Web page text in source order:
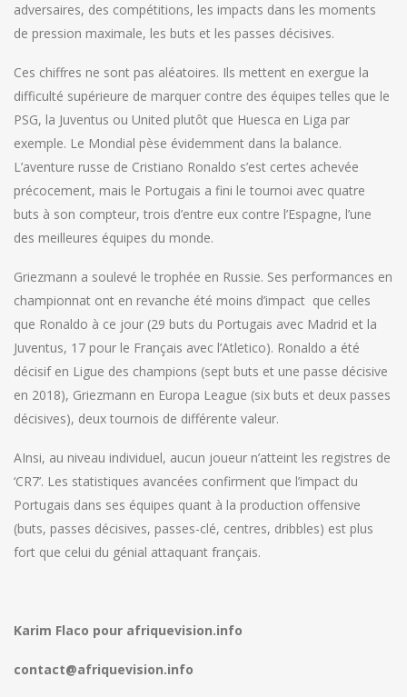
adversaires, des compétitions, les impacts dans les moments
de pression maximale, les buts et les passes décisives.
Ces chiffres ne sont pas aléatoires. Ils mettent en exergue la
difficulté supérieure de marquer contre des équipes telles que le
PSG, la Juventus ou United plutôt que Huesca en Liga par
exemple. Le Mondial pèse évidemment dans la balance.
L’aventure russe de Cristiano Ronaldo s’est certes achevée
précocement, mais le Portugais a fini le tournoi avec quatre
buts à son compteur, trois d’entre eux contre l’Espagne, l’une
des meilleures équipes du monde.
Griezmann a soulevé le trophée en Russie. Ses performances en
championnat ont en revanche été moins d’impact que celles
que Ronaldo à ce jour (29 buts du Portugais avec Madrid et la
Juventus, 17 pour le Français avec l’Atletico). Ronaldo a été
décisif en Ligue des champions (sept buts et une passe décisive
en 2018), Griezmann en Europa League (six buts et deux passes
décisives), deux tournois de différente valeur.
AInsi, au niveau individuel, aucun joueur n’atteint les registres de
‘CR7’. Les statistiques avancées confirment que l’impact du
Portugais dans ses équipes quant à la production offensive
(buts, passes décisives, passes-clé, centres, dribbles) est plus
fort que celui du génial attaquant français.
Karim Flaco pour afriquevision.info
contact@afriquevision.info